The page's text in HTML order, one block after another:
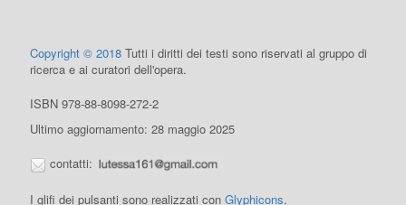
Copyright © 2018 Tutti i diritti dei testi sono riservati al gruppo di
ricerca e ai curatori dell'opera.
ISBN 978-88-8098-272-2
Ultimo aggiornamento: 28 maggio 2025
contatti:
I glifi dei pulsanti sono realizzati conGlyphicons.